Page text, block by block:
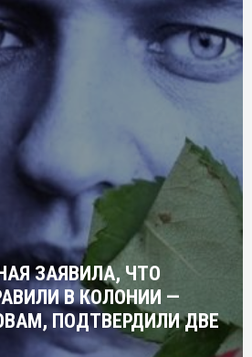
ЗАЯВИЛА, ЧТО
В КОЛОНИИ —
ПОДТВЕРДИЛИ ДВЕ